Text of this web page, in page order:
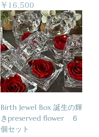
価格
￥16,500
Birth Jewel Box 誕生の輝
きpreserved flower ６
個セット